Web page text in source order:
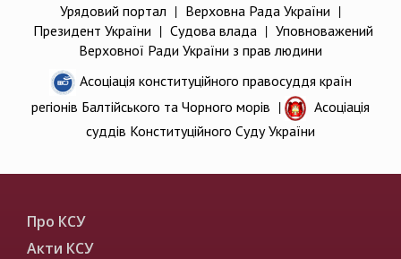
Урядовий портал | Верховна Рада України |
Президент України | Судова влада| Уповноважений
Верховної Ради України з прав людини
Асоціація конституційного правосуддя країн
регіонів Балтійського та Чорного морів |
Асоціація
суддів Конституційного Суду України
Про КСУ
Акти КСУ